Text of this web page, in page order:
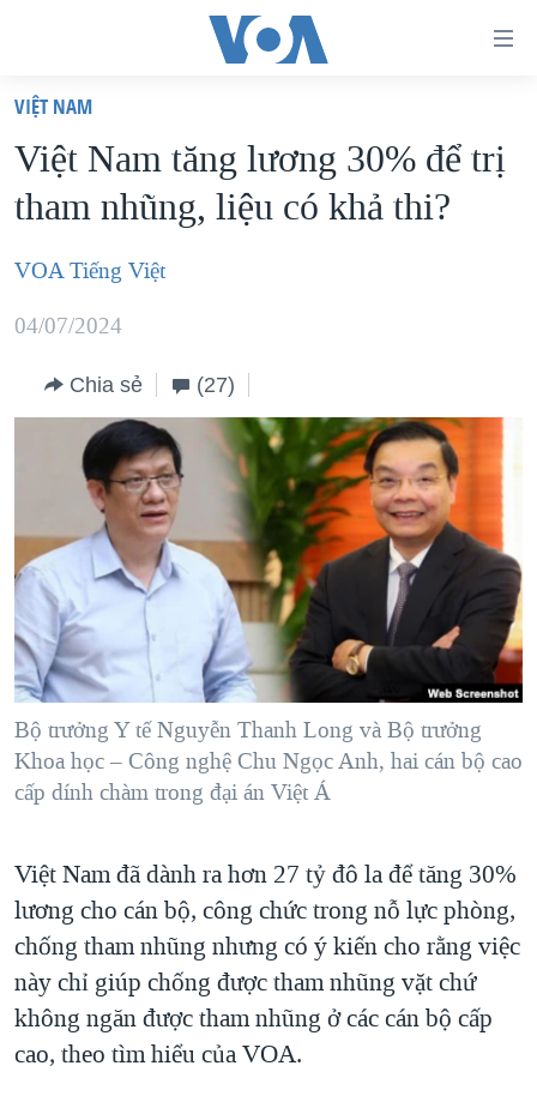
truy
cập
Tới
dung
chính
hướng
tới
"Tìm"
VIỆT NAM
HOA KỲ
BIỂN ĐÔNG
DIỄN ĐÀN
TỰ DO BÁO CHÍ
VẠCH TRẦN TIN GIẢ
NGƯỜI VIỆT HẢI NGOẠI
ĐỜI SỐNG
KINH TẾ
KHOA HỌC
SỨC KHOẺ
VĂN HOÁ
GIÁO DỤC
CHUYÊN ĐỀ
CHIẾN TRANH THƯƠNG MẠI CỦA MỸ: QUÁ KHỨ VÀ HIỆN
TẠI
HÀNH TRÌNH BẦU CỬ 2024
MỘT NĂM CHIẾN TRANH TẠI DẢI GAZA
GIẢI MÃ VÀNH ĐAI & CON ĐƯỜNG
TRỊNH VĨNH BÌNH - NGƯỜI HẠ 'BÊN THẮNG CUỘC'
GROUND ZERO – XƯA VÀ NAY
CÁC GIÁ TRỊ CỘNG HÒA Ở VIỆT NAM
THƯỢNG ĐỈNH TRUMP-KIM TẠI VIỆT NAM
TRỊNH VĨNH BÌNH VS. CHÍNH PHỦ VIỆT NAM
NGƯ DÂN VIỆT VÀ LÀN SÓNG TRỘM HẢI SÂM
BÊN KIA QUỐC LỘ: TIẾNG VỌNG TỪ NÔNG THÔN MỸ
HỌC TIẾNG ANH
VIDEO
NGHE
MẠNG XÃ HỘI
Ngôn ngữ khác
VIỆT NAM
Việt Nam tăng lương 30% để trị
tham nhũng, liệu có khả thi?
VOA Tiếng Việt
04/07/2024
Chia sẻ (27)
Bộ trưởng Y tế Nguyễn Thanh Long và Bộ trưởng
Khoa học – Công nghệ Chu Ngọc Anh, hai cán bộ cao
cấp dính chàm trong đại án Việt Á
Việt Nam đã dành ra hơn 27 tỷ đô la để tăng 30%
lương cho cán bộ, công chức trong nỗ lực phòng,
chống tham nhũng nhưng có ý kiến cho rằng việc
này chỉ giúp chống được tham nhũng vặt chứ
không ngăn được tham nhũng ở các cán bộ cấp
cao, theo tìm hiểu của VOA.